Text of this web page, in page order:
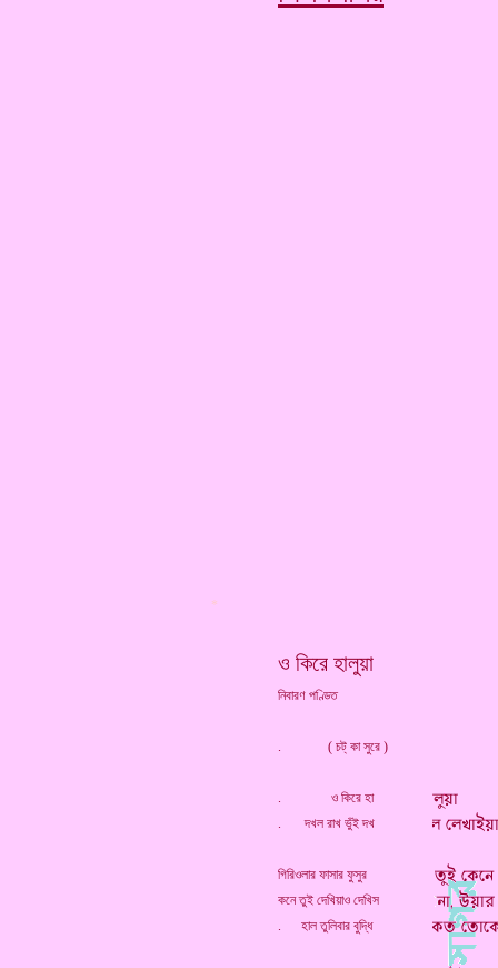
ও কিরে হালুয়া
নিবারণ পণ্ডিত
. ( চট্ কা সুরে )
. ও কিরে হা
. দখল রাখ ভুঁই দখ
গিরিওলার ফাসার ফুসুর
কনে তুই দেখিয়াও দেখিস
. হাল তুলিবার বুদ্ধি
*